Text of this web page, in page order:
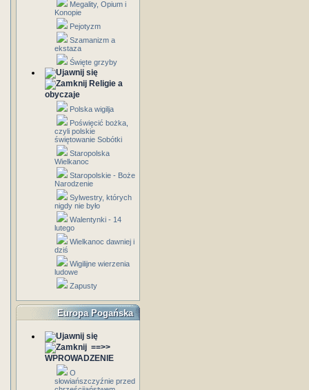
Megality, Opium i
Konopie
Pejotyzm
Szamanizm a
ekstaza
Święte grzyby
Religie a
obyczaje
Polska wigilja
Poświęcić bożka,
czyli polskie
świętowanie Sobótki
Staropolska
Wielkanoc
Staropolskie - Boże
Narodzenie
Sylwestry, których
nigdy nie było
Walentynki - 14
lutego
Wielkanoc dawniej i
dziś
Wigilijne wierzenia
ludowe
Zapusty
Europa Pogańska
==>>
WPROWADZENIE
O
słowiańszczyźnie przed